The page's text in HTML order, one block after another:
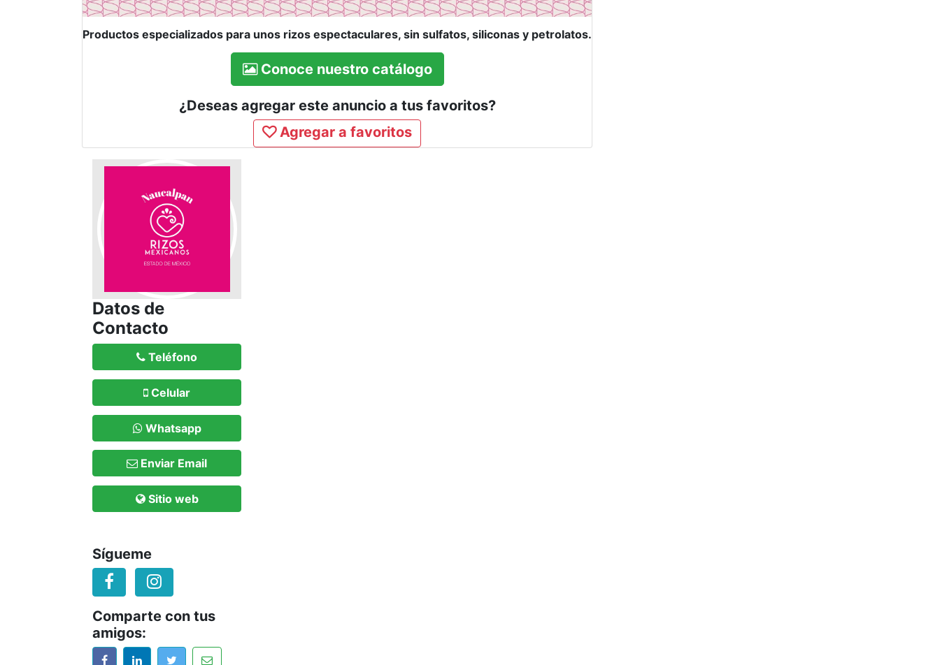
Productos especializados para unos rizos espectaculares, sin sulfatos, siliconas y petrolatos.
Conoce nuestro catálogo
¿Deseas agregar este anuncio a tus favoritos?
Agregar a favoritos
Datos de
Contacto
Teléfono
Celular
Whatsapp
Enviar Email
Sitio web
Sígueme
Comparte con tus
amigos: